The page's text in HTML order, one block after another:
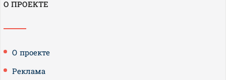
О ПРОЕКТЕ
О проекте
Реклама